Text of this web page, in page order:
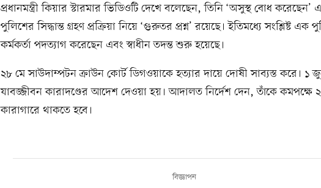
প্রধানমন্ত্রী কিয়ার স্টারমার ভিডিওটি দেখে বলেছেন, তিনি ‘অসুস্থ বোধ করেছেন’
পুলিশের সিদ্ধান্ত গ্রহণ প্রক্রিয়া নিয়ে ‘গুরুতর প্রশ্ন’ রয়েছে। ইতিমধ্যে সংশ্লিষ্ট এক
কর্মকর্তা পদত্যাগ করেছেন এবং স্বাধীন তদন্ত শুরু হয়েছে।
২৮ মে সাউদাম্পটন ক্রাউন কোর্ট ডিগওয়াকে হত্যার দায়ে দোষী সাব্যস্ত করে। ১
যাবজ্জীবন কারাদণ্ডের আদেশ দেওয়া হয়। আদালত নির্দেশ দেন, তাঁকে কমপক্ষে
কারাগারে থাকতে হবে।
বিজ্ঞাপন